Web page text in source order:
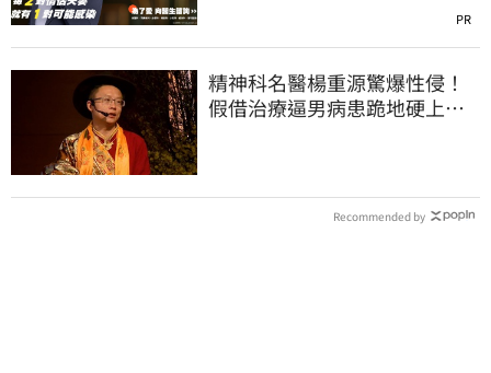
PR
精神科名醫楊重源驚爆性侵！
假借治療逼男病患跪地硬上…
Recommended by